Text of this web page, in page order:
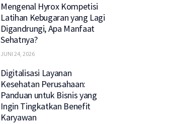
Mengenal Hyrox Kompetisi
Latihan Kebugaran yang Lagi
Digandrungi, Apa Manfaat
Sehatnya?
JUNI 24, 2026
Digitalisasi Layanan
Kesehatan Perusahaan:
Panduan untuk Bisnis yang
Ingin Tingkatkan Benefit
Karyawan